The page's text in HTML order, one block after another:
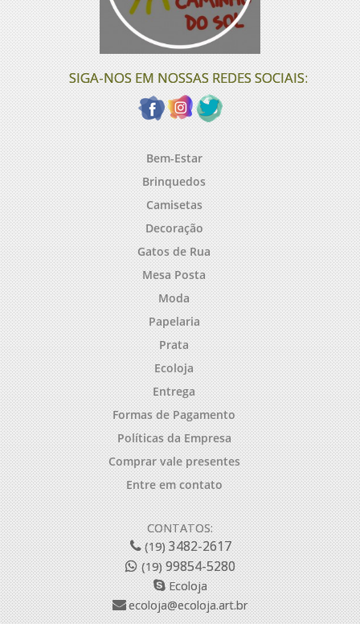
SIGA-NOS EM NOSSAS REDES SOCIAIS:
Bem-Estar
Brinquedos
Camisetas
Decoração
Gatos de Rua
Mesa Posta
Moda
Papelaria
Prata
Ecoloja
Entrega
Formas de Pagamento
Políticas da Empresa
Comprar vale presentes
Entre em contato
CONTATOS:
(19)3482-2617
(19)99854-5280
Ecoloja
ecoloja@ecoloja.art.br